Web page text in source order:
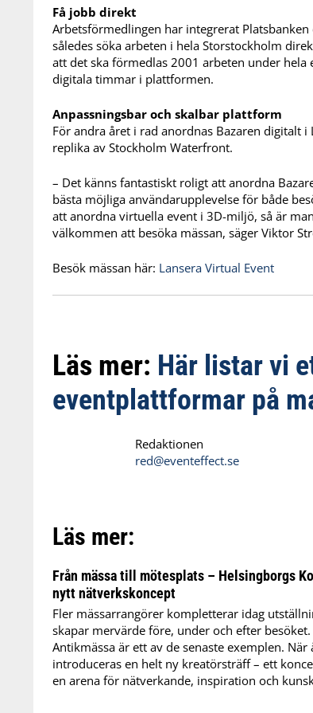
Få jobb direkt
Arbetsförmedlingen har integrerat Platsbanken
således söka arbeten i hela Storstockholm
att det ska förmedlas 2001 arbeten under hela
digitala timmar i plattformen.
Anpassningsbar och skalbar plattform
För andra året i rad anordnas Bazaren digitalt
replika av Stockholm Waterfront.
– Det känns fantastiskt roligt att anordna
bästa möjliga användarupplevelse för både
att anordna virtuella event i 3D-miljö, så är
välkommen att besöka mässan, säger Viktor
Besök mässan här: Lansera Virtual Event
Läs mer: Här listar vi
eventplattformar på
Redaktionen
red@eventeffect.se
Läs mer:
Från mässa till mötesplats – Helsingborgs
nytt nätverkskoncept
Fler mässarrangörer kompletterar idag
skapar mervärde före, under och efter
Antikmässa är ett av de senaste exemplen.
introduceras en helt ny kreatörsträff – ett
en arena för nätverkande, inspiration och